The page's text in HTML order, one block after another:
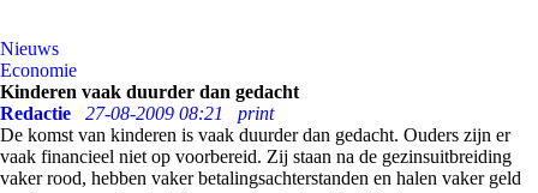
Nieuws
Economie
Kinderen vaak duurder dan gedacht
Redactie
27-08-2009 08:21
print
De komst van kinderen is vaak duurder dan gedacht. Ouders zijn er
vaak financieel niet op voorbereid. Zij staan na de gezinsuitbreiding
vaker rood, hebben vaker betalingsachterstanden en halen vaker geld